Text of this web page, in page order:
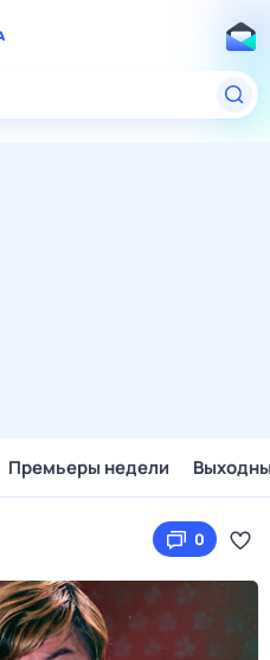
Премьеры недели
0